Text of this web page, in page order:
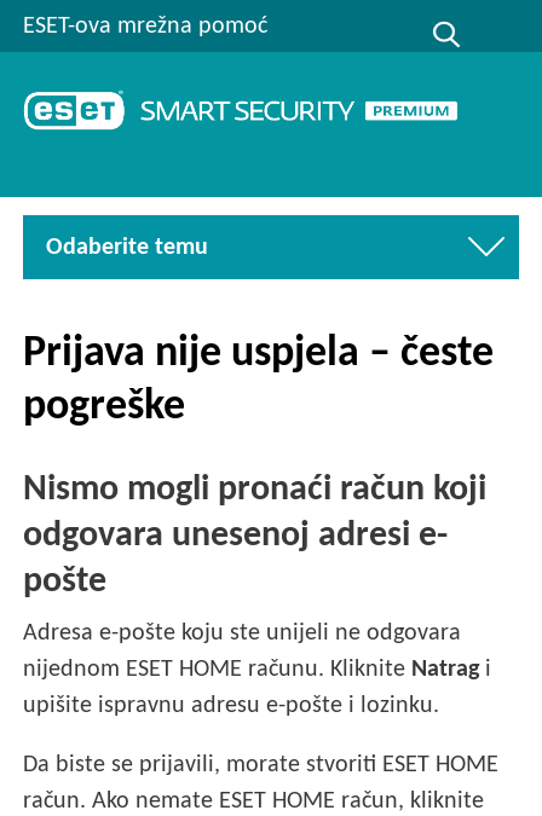
ESET-ova mrežna pomoć
Odaberite temu
Prijava nije uspjela – česte
pogreške
Nismo mogli pronaći račun koji
odgovara unesenoj adresi e-
pošte
Adresa e-pošte koju ste unijeli ne odgovara
nijednom ESET HOME računu. Kliknite Natragi
upišite ispravnu adresu e-pošte i lozinku.
Da biste se prijavili, morate stvoriti ESET HOME
račun. Ako nemate ESET HOME račun, kliknite